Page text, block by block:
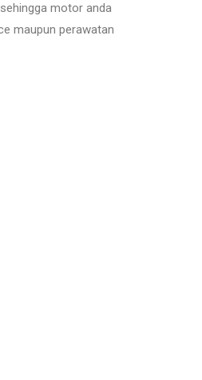
motor anda
maupun perawatan